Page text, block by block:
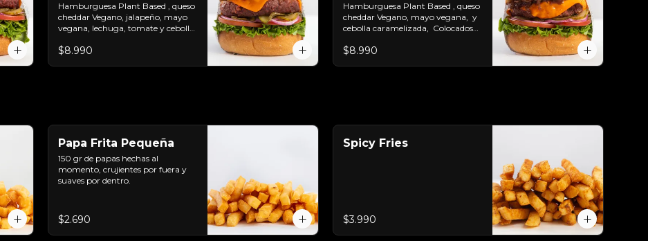
Hamburguesa Plant Based , queso
cheddar Vegano, jalapeño, mayo
vegana, lechuga, tomate y cebolla
$8.990
Hamburguesa Plant Based , queso
cheddar Vegano, mayo vegana,  y
cebolla caramelizada,  Colocados
ligeramente tostado.(No es libre de
$8.990
Papa Frita Pequeña
150 gr de papas hechas al
momento, crujientes por fuera y
suaves por dentro.
$2.690
Spicy Fries
$3.990